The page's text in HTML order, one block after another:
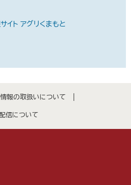
イト アグリくまもと
報の取扱いについて
信について